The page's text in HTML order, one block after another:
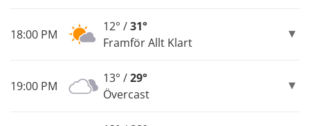
18:00 PM
12° /31°
Framför Allt Klart
19:00 PM
13° /29°
Övercast